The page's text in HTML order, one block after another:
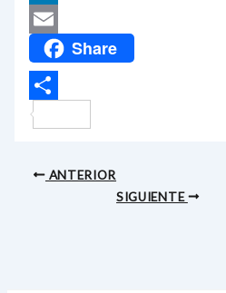
LinkedIn
Email Share
ANTERIOR
SIGUIENTE